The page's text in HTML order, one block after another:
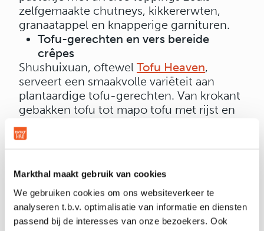
Markthal maakt gebruik van cookies
We gebruiken cookies om ons websiteverkeer te
analyseren t.b.v. optimalisatie van informatie en diensten
passend bij de interesses van onze bezoekers. Ook
zelfgemaakte chutneys, kikkererwten,
granaatappel en knapperige garnituren.
Tofu-gerechten en vers bereide
crêpes
Shushuixuan, oftewel Tofu Heaven,
serveert een smaakvolle variëteit aan
plantaardige tofu-gerechten. Van krokant
gebakken tofu tot mapo tofu met rijst en
de verrukkelijke plantaardige crêpes die
vers voor je worden bereid. Tofu, een
Kom langs en proef de heerlijke smaken
van deze Aziatische specialiteiten!
Verantwoorde snack bij Elbnuts
Noten, zaden en gedroogd fruit vormen